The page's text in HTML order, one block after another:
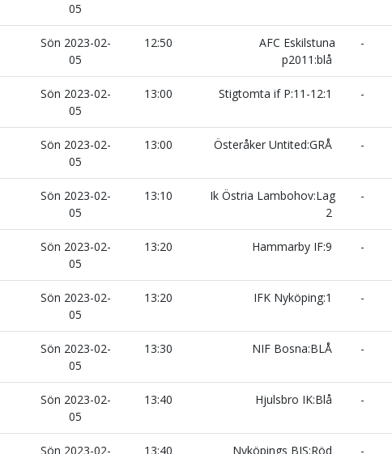
05
Sön 2023-02-
05
12:50
AFC Eskilstuna
p2011:blå
-
Sön 2023-02-
05
13:00 Stigtomta if P:11-12:1 -
Sön 2023-02-
05
13:00 Österåker Untited:GRÅ -
Sön 2023-02-
05
13:10
Ik Östria Lambohov:Lag
2
-
Sön 2023-02-
05
13:20 Hammarby IF:9 -
Sön 2023-02-
05
13:20 IFK Nyköping:1 -
Sön 2023-02-
05
13:30 NIF Bosna:BLÅ -
Sön 2023-02-
05
13:40 Hjulsbro IK:Blå -
Sön 2023-02- 13:40 Nyköpings BIS:Röd -